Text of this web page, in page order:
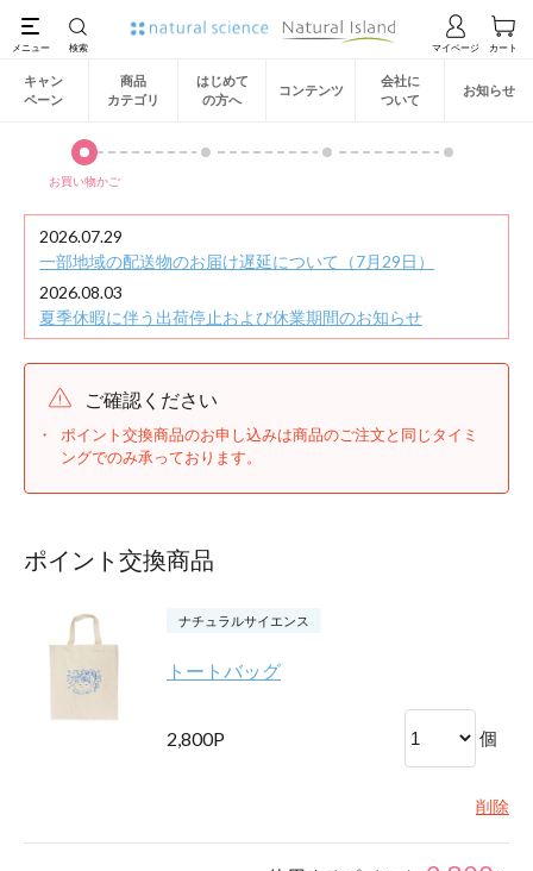
キャン
ペーン
商品
カテゴリ
はじめて
の方へ
コンテンツ
会社に
ついて
お知らせ
お買い物かご
2026.07.29
一部地域の配送物のお届け遅延について（7月29日）
2026.08.03
夏季休暇に伴う出荷停止および休業期間のお知らせ
ご確認ください
ポイント交換商品のお申し込みは商品のご注文と同じタイミ
ングでのみ承っております。
ポイント交換商品
ナチュラルサイエンス
トートバッグ
2,800P 個
削除